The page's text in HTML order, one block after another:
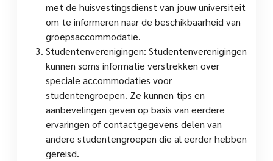
met de huisvestingsdienst van jouw universiteit
om te informeren naar de beschikbaarheid van
groepsaccommodatie.
Studentenverenigingen: Studentenverenigingen
kunnen soms informatie verstrekken over
speciale accommodaties voor
studentengroepen. Ze kunnen tips en
aanbevelingen geven op basis van eerdere
ervaringen of contactgegevens delen van
andere studentengroepen die al eerder hebben
gereisd.